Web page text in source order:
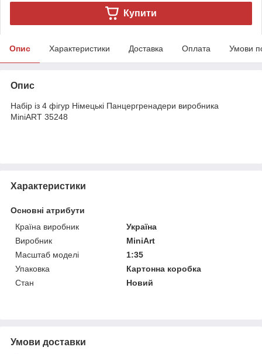
Купити
Опис Характеристики Доставка Оплата Умови
Опис
Набір із 4 фігур Німецькі Панцергренадери виробника
MiniART 35248
Характеристики
Основні атрибути
Країна виробник
Україна
Виробник
MiniArt
Масштаб моделі
1:35
Упаковка
Картонна коробка
Стан
Новий
Умови доставки